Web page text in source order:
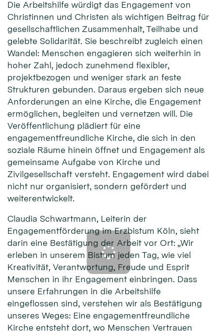
Die Arbeitshilfe würdigt das Engagement von
Christinnen und Christen als wichtigen Beitrag für
gesellschaftlichen Zusammenhalt, Teilhabe und
gelebte Solidarität. Sie beschreibt zugleich einen
Wandel: Menschen engagieren sich weiterhin in
hoher Zahl, jedoch zunehmend flexibler,
projektbezogen und weniger stark an feste
Strukturen gebunden. Daraus ergeben sich neue
Anforderungen an eine Kirche, die Engagement
ermöglichen, begleiten und vernetzen will. Die
Veröffentlichung plädiert für eine
engagementfreundliche Kirche, die sich in den
soziale Räume hinein öffnet und Engagement als
gemeinsame Aufgabe von Kirche und
Zivilgesellschaft versteht. Engagement wird dabei
nicht nur organisiert, sondern gefördert und
weiterentwickelt.
Claudia Schwartmann, Leiterin der
Engagementförderung im Erzbistum Köln, sieht
darin eine Bestätigung der Arbeit vor Ort: „Wir
erleben in unserem Bistum jeden Tag, wie viel
Kreativität, Verantwortung, Freude und Esprit
Menschen in ihr Engagement einbringen. Dass
unsere Erfahrungen in die Arbeitshilfe
eingeflossen sind, verstehen wir als Bestätigung
unseres Weges: Eine engagementfreundliche
Kirche entsteht dort, wo Menschen Vertrauen